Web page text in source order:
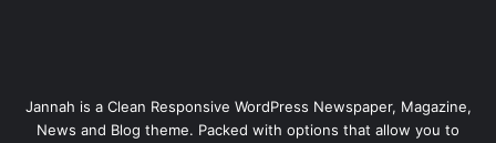
Jannah is a Clean Responsive WordPress Newspaper, Magazine,
News and Blog theme. Packed with options that allow you to